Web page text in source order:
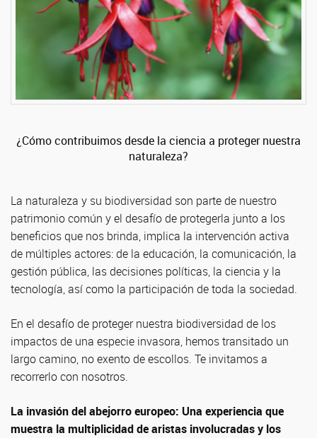
¿Cómo contribuimos desde la ciencia a proteger nuestra
naturaleza?
La naturaleza y su biodiversidad son parte de nuestro
patrimonio común y el desafío de protegerla junto a los
beneficios que nos brinda, implica la intervención activa
de múltiples actores: de la educación, la comunicación, la
gestión pública, las decisiones políticas, la ciencia y la
tecnología, así como la participación de toda la sociedad.
En el desafío de proteger nuestra biodiversidad de los
impactos de una especie invasora, hemos transitado un
largo camino, no exento de escollos. Te invitamos a
recorrerlo con nosotros.
La invasión del abejorro europeo: Una experiencia que
muestra la multiplicidad de aristas involucradas y los